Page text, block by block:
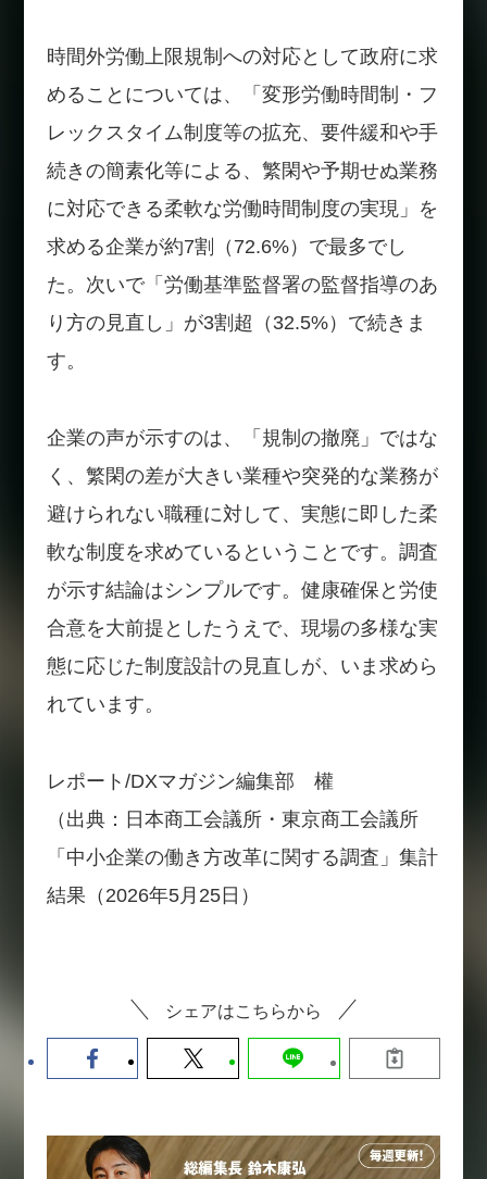
時間外労働上限規制への対応として政府に求
めることについては、「変形労働時間制・フ
レックスタイム制度等の拡充、要件緩和や手
続きの簡素化等による、繁閑や予期せぬ業務
に対応できる柔軟な労働時間制度の実現」を
求める企業が約7割（72.6%）で最多でし
た。次いで「労働基準監督署の監督指導のあ
り方の見直し」が3割超（32.5%）で続きま
す。
企業の声が示すのは、「規制の撤廃」ではな
く、繁閑の差が大きい業種や突発的な業務が
避けられない職種に対して、実態に即した柔
軟な制度を求めているということです。調査
が示す結論はシンプルです。健康確保と労使
合意を大前提としたうえで、現場の多様な実
態に応じた制度設計の見直しが、いま求めら
れています。
レポート/DXマガジン編集部 權
（出典：日本商工会議所・東京商工会議所
「中小企業の働き方改革に関する調査」集計
結果（2026年5月25日）
シェアはこちらから